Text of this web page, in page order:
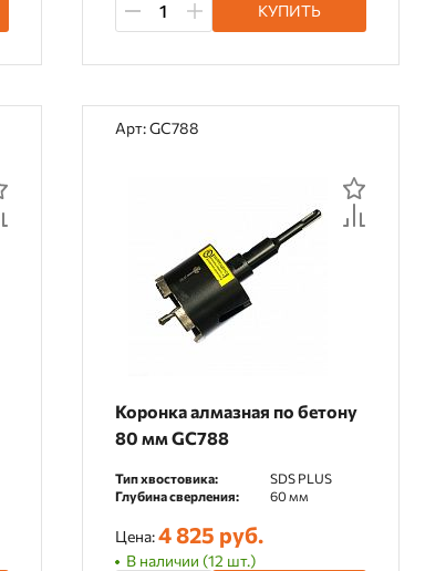
КУПИТЬ
Арт: GC788
Коронка алмазная по бетону
80 мм GC788
Тип хвостовика:
SDS PLUS
Глубина сверления:
60 мм
Цена:4 825 руб.
В наличии (12 шт.)